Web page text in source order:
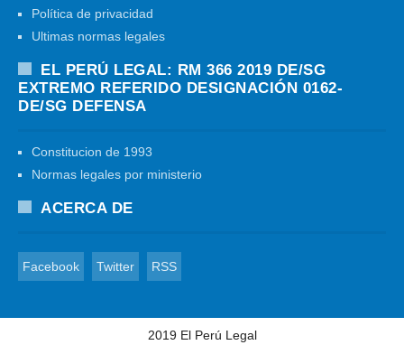
Política de privacidad
Ultimas normas legales
EL PERÚ LEGAL: RM 366 2019 DE/SG
EXTREMO REFERIDO DESIGNACIÓN 0162-
DE/SG DEFENSA
Constitucion de 1993
Normas legales por ministerio
ACERCA DE
Facebook Twitter RSS
2019 El Perú Legal